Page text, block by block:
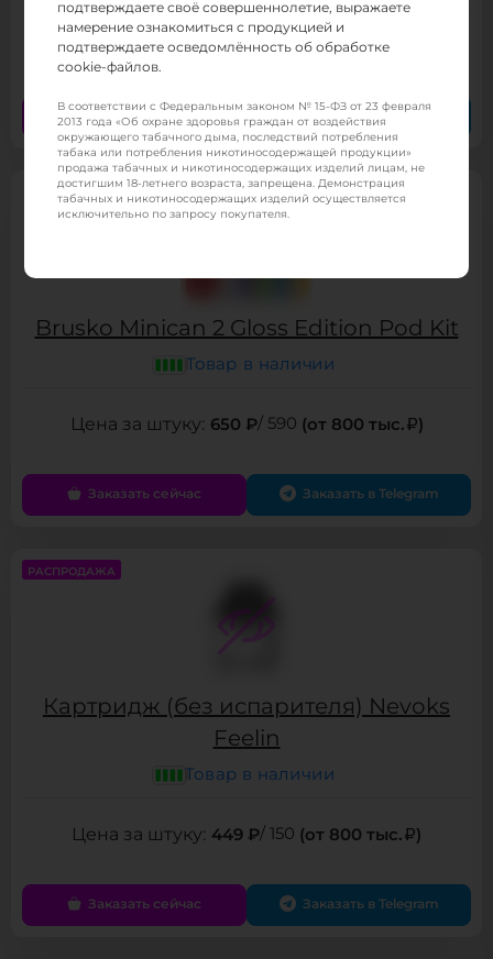
899 ₽/ 440(от 800 тыс.
Заказать сейчас Заказать в Telegram
Brusko Minican 2 Gloss Edition Pod Kit
Товар в наличии
650 ₽/ 590 (от 800 тыс. )
Заказать сейчас Заказать в Telegram
РАСПРОДАЖА
Картридж (без испарителя) Nevoks
Feelin
Товар в наличии
449 ₽/ 150 (от 800 тыс. )
Заказать сейчас Заказать в Telegram
подтверждаете своё совершеннолетие, выражаете
намерение ознакомиться с продукцией и
подтверждаете осведомлённость об обработке
cookie-файлов.
В соответствии с Федеральным законом № 15-ФЗ от 23 февраля
2013 года «Об охране здоровья граждан от воздействия
окружающего табачного дыма, последствий потребления
табака или потребления никотиносодержащей продукции»
продажа табачных и никотиносодержащих изделий лицам, не
достигшим 18-летнего возраста, запрещена. Демонстрация
табачных и никотиносодержащих изделий осуществляется
исключительно по запросу покупателя.